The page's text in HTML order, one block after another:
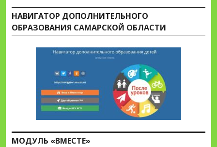
НАВИГАТОР ДОПОЛНИТЕЛЬНОГО
ОБРАЗОВАНИЯ САМАРСКОЙ ОБЛАСТИ
МОДУЛЬ «ВМЕСТЕ»